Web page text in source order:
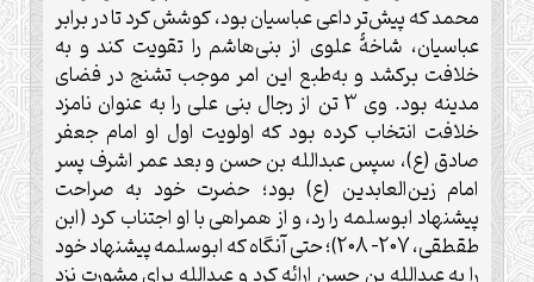
محمد که پيش‌تر داعی عباسيان بود، کوشش کرد تا در برابر
عباسيان، شاخۀ علوی از بنی‌هاشم را تقويت کند و به
خلافت برکشد و به‌طبع اين امر موجب تشنج در فضای
مدينه بود. وی 3 تن از رجال بنی علی را به عنوان نامزد
خلافت انتخاب کرده بود که اولويت اول او امام جعفر
صادق (ع)، سپس عبدالله بن حسن و بعد عمر اشرف پسر
امام زين‌العابدين (ع) بود؛ حضرت خود به صراحت
پيشنهاد ابوسلمه را رد، و از همراهی با او اجتناب کرد (ابن
طقطقى، 207- 208)؛ حتى آنگاه که ابوسلمه پيشنهاد خود